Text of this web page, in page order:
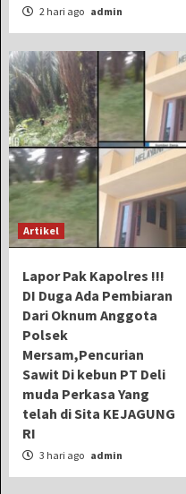
2 hari ago admin
Artikel
Lapor Pak Kapolres !!!
DI Duga Ada Pembiaran
Dari Oknum Anggota
Polsek
Mersam,Pencurian
Sawit Di kebun PT Deli
muda Perkasa Yang
telah di Sita KEJAGUNG
RI
3 hari ago admin